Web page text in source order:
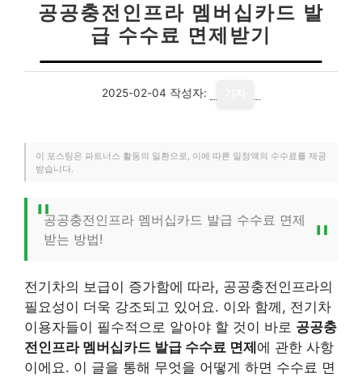
공공충전인프라 멤버십카드 발
급 수수료 면제받기
2025-02-04 작성자:
이 포스팅은 파트너스 활동의 일환으로, 이에 따른 일정액의 수수료를 제공
받습니다.
공공충전인프라 멤버십카드 발급 수수료 면제
받는 방법!
전기차의 보급이 증가함에 따라, 공공충전인프라의
필요성이 더욱 강조되고 있어요. 이와 함께, 전기차
이용자들이 필수적으로 알아야 할 것이 바로 공공충
전인프라 멤버십카드 발급 수수료 면제 에 관한 사항
이에요. 이 글을 통해 무엇을 어떻게 하면 수수료 면